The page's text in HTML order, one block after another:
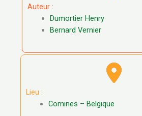
Auteur :
Dumortier Henry
Bernard Vernier
Lieu :
Comines – Belgique